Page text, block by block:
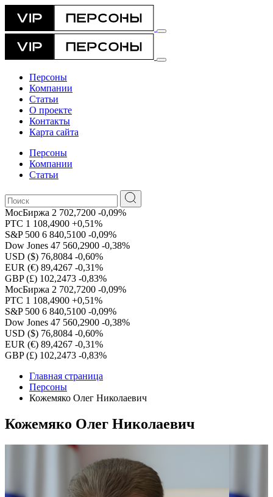
Персоны
Компании
Статьи
О проекте
Контакты
Карта сайта
Персоны
Компании
Статьи
МосБиржа 2 702,7200 -0,09%
РТС 1 108,4900 +0,51%
S&P 500 6 840,5100 -0,09%
Dow Jones 47 560,2900 -0,38%
USD ($) 76,8084 -0,60%
EUR (€) 89,4267 -0,31%
GBP (£) 102,2473 -0,83%
МосБиржа 2 702,7200 -0,09%
РТС 1 108,4900 +0,51%
S&P 500 6 840,5100 -0,09%
Dow Jones 47 560,2900 -0,38%
USD ($) 76,8084 -0,60%
EUR (€) 89,4267 -0,31%
GBP (£) 102,2473 -0,83%
Главная страница
Персоны
Кожемяко Олег Николаевич
Кожемяко Олег Николаевич